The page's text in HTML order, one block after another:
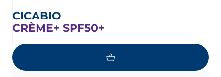
CICABIO
CRÈME+ SPF50+